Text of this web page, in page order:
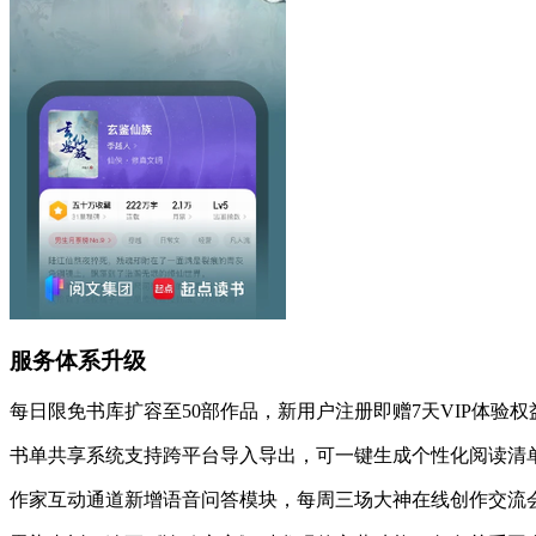
服务体系升级
每日限免书库扩容至50部作品，新用户注册即赠7天VIP体验权
书单共享系统支持跨平台导入导出，可一键生成个性化阅读清
作家互动通道新增语音问答模块，每周三场大神在线创作交流